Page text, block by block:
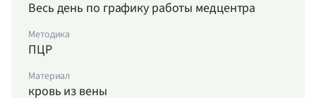
Весь день по графику работы медцентра
Методика
ПЦР
Материал
кровь из вены